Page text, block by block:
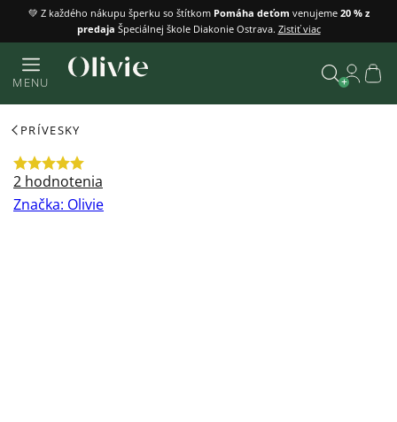
Prejsť
obsah
💚 Z každého nákupu šperku so štítkom Pomáha deťom venujeme 20 % z
predaja Špeciálnej škole Diakonie Ostrava. Zistiť viac
MENU
PRÍVESKY
Priemerné
hodnotenie
2 hodnotenia
Značka: Olivie